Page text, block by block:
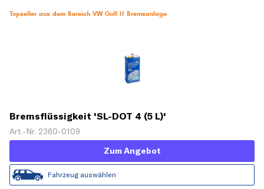
Topseller aus dem Bereich VW Golf II Bremsanlage
Bremsflüssigkeit 'SL-DOT 4 (5 L)'
Art.-Nr. 2360-0109
Zum Angebot
Fahrzeug auswählen